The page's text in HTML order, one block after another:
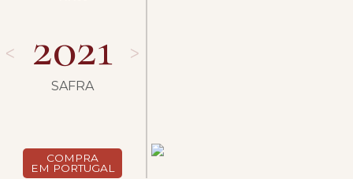
ᐸ ᐳ
2021
SAFRA
COMPRA
EM PORTUGAL